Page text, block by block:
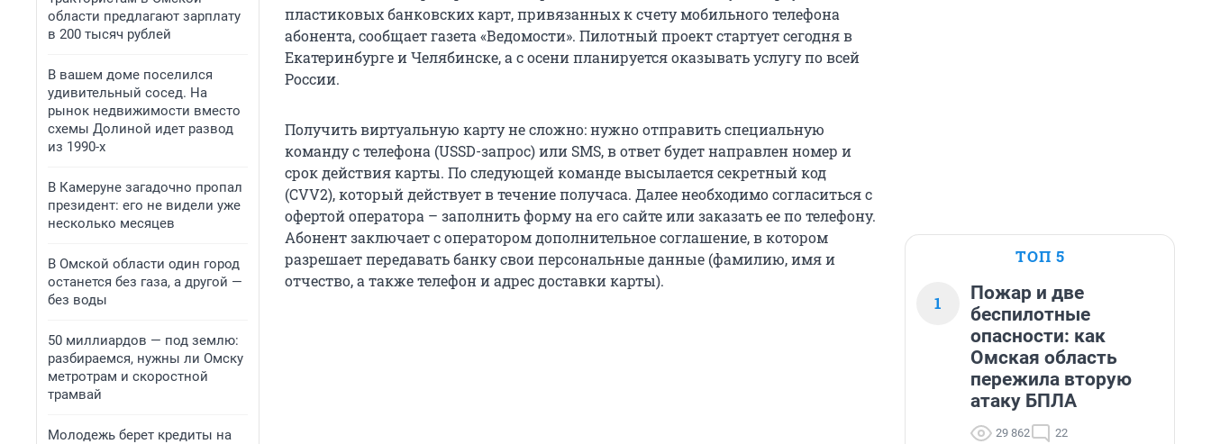
области предлагают зарплату
в 200 тысяч рублей
В вашем доме поселился
удивительный сосед. На
рынок недвижимости вместо
схемы Долиной идет развод
из 1990-х
В Камеруне загадочно пропал
президент: его не видели уже
несколько месяцев
В Омской области один город
останется без газа, а другой —
без воды
50 миллиардов — под землю:
разбираемся, нужны ли Омску
метротрам и скоростной
трамвай
Молодежь берет кредиты на
пластиковых банковских карт, привязанных к счету мобильного телефона
абонента, сообщает газета «Ведомости». Пилотный проект стартует сегодня в
Екатеринбурге и Челябинске, а с осени планируется оказывать услугу по всей
России.
Получить виртуальную карту не сложно: нужно отправить специальную
команду с телефона (USSD-запрос) или SMS, в ответ будет направлен номер и
срок действия карты. По следующей команде высылается секретный код
(CVV2), который действует в течение получаса. Далее необходимо согласиться с
офертой оператора – заполнить форму на его сайте или заказать ее по телефону.
Абонент заключает с оператором дополнительное соглашение, в котором
разрешает передавать банку свои персональные данные (фамилию, имя и
отчество, а также телефон и адрес доставки карты).
ТОП 5
1
Пожар и две
беспилотные
опасности: как
Омская область
пережила вторую
атаку БПЛА
29 862 22